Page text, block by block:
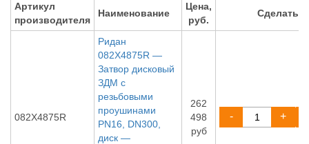
Артикул
производителя
Наименование
Цена,
руб.
Сделать
082X4875R
Ридан
082X4875R —
Затвор дисковый
ЗДМ с
резьбовыми
проушинами
PN16, DN300,
диск —
262
498
руб
- +